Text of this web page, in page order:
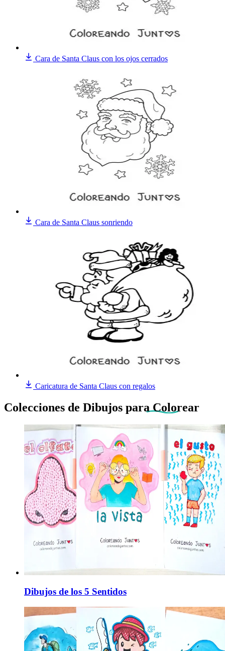
Cara de Santa Claus con los ojos cerrados
Cara de Santa Claus sonriendo
Caricatura de Santa Claus con regalos
Colecciones de Dibujos para Colorear
Dibujos de los 5 Sentidos